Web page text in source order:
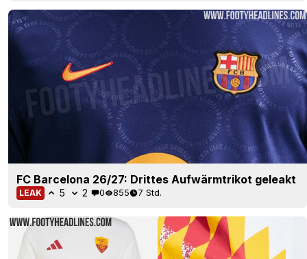
FC Barcelona 26/27: Drittes Aufwärmtrikot geleakt
LEAK 5 2 0 855 7 Std.